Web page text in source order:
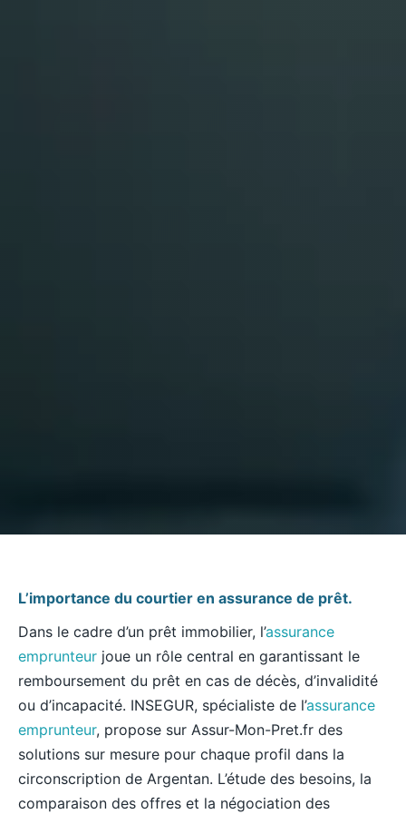
L’importance du courtier en assurance de prêt.
Dans le cadre d’un prêt immobilier, l’assurance
emprunteur joue un rôle central en garantissant le
remboursement du prêt en cas de décès, d’invalidité
ou d’incapacité. INSEGUR, spécialiste de l’assurance
emprunteur, propose sur Assur-Mon-Pret.fr des
solutions sur mesure pour chaque profil dans la
circonscription de Argentan. L’étude des besoins, la
comparaison des offres et la négociation des